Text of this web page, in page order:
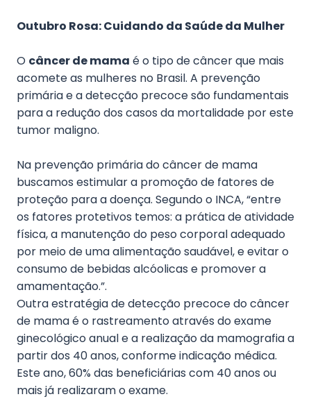
Outubro Rosa: Cuidando da Saúde da Mulher
O câncer de mama é o tipo de câncer que mais
acomete as mulheres no Brasil. A prevenção
primária e a detecção precoce são fundamentais
para a redução dos casos da mortalidade por este
tumor maligno.
Na prevenção primária do câncer de mama
buscamos estimular a promoção de fatores de
proteção para a doença. Segundo o INCA, “entre
os fatores protetivos temos: a prática de atividade
física, a manutenção do peso corporal adequado
por meio de uma alimentação saudável, e evitar o
consumo de bebidas alcóolicas e promover a
amamentação.”.
Outra estratégia de detecção precoce do câncer
de mama é o rastreamento através do exame
ginecológico anual e a realização da mamografia a
partir dos 40 anos, conforme indicação médica.
Este ano, 60% das beneficiárias com 40 anos ou
mais já realizaram o exame.